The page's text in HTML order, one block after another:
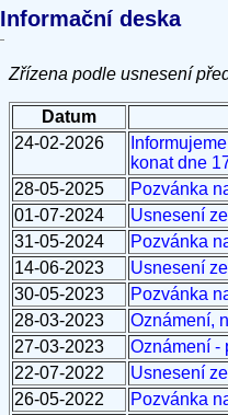
Informační deska
Zřízena podle usnesení
Datum
24-02-2026
konat dne
28-05-2025
Pozvánka
01-07-2024
Usnesení
31-05-2024
Pozvánka
14-06-2023
Usnesení
30-05-2023
Pozvánka
28-03-2023
Oznámení,
27-03-2023
Oznámení -
22-07-2022
Usnesení
26-05-2022
Pozvánka